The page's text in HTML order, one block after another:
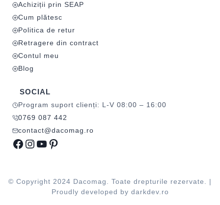
Achiziții prin SEAP
Cum plătesc
Politica de retur
Retragere din contract
Contul meu
Blog
SOCIAL
Program suport clienți: L-V 08:00 – 16:00
0769 087 442
contact@dacomag.ro
Facebook
Instagram
YouTube
Pinterest
© Copyright 2024 Dacomag. Toate drepturile rezervate. |
Proudly developed by darkdev.ro